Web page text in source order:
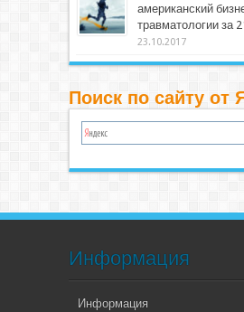
американский
травматологии за
23.10.2017
Поиск по сайту от
Информация
Информация